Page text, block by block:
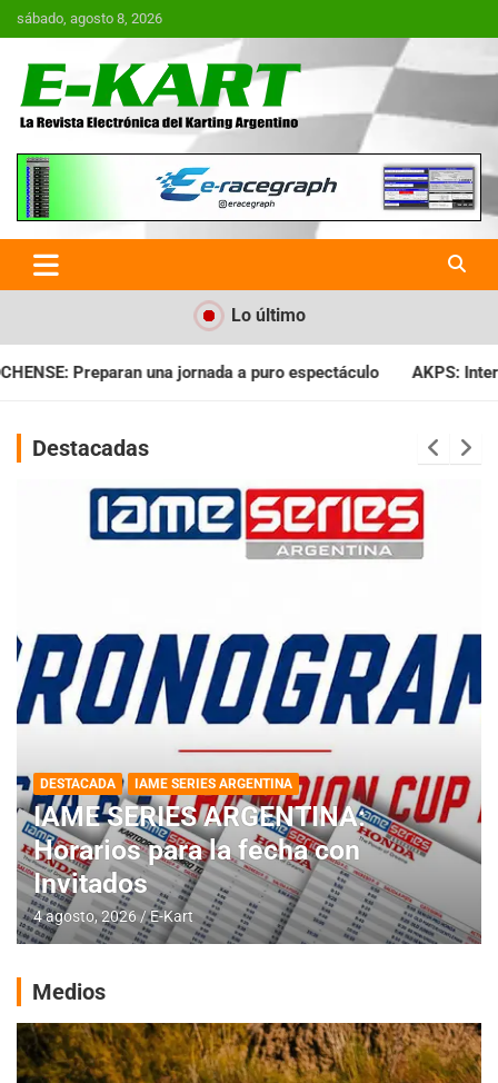
Saltar
al
sábado, agosto 8, 2026
E-Kart.com.ar | La Revista
Electrónica del Karting en
Argentina
Lo último
puro espectáculo AKPS: Intervino la IGJ y oficializó el
Destacadas
DESTACADA IAME SERIES ARGENTINA
IAME SERIES ARGENTINA:
Horarios para la fecha con
Invitados
4 agosto, 2026 E-Kart
Medios